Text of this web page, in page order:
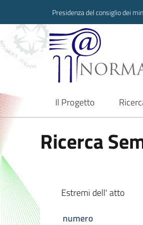
Presidenza del consiglio dei
Il Progetto
current
Ricerca
Estremi dell' atto
numero